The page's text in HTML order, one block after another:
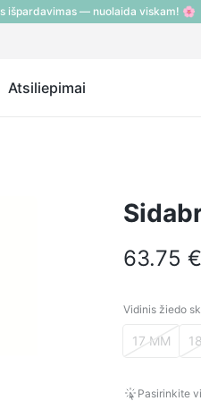
išpardavimas — nuolaida viskam! 🌸
Atsiliepimai
63.75
Vidinis žiedo
Vidinis
17 MM
Pasirinkite